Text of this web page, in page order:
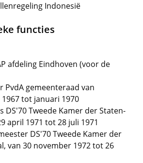
Indonesië
functies
afdeling Eindhoven (voor de
gemeenteraad van
tot januari 1970
DS'70 Tweede Kamer der Staten-
april 1971 tot 28 juli 1971
DS'70 Tweede Kamer der
van 30 november 1972 tot 26